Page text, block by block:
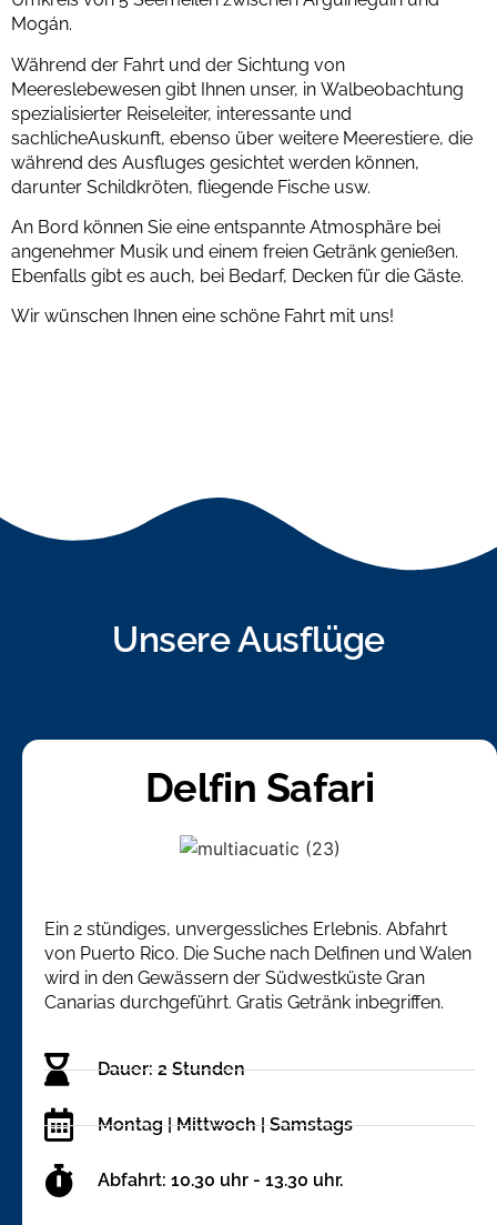
Mogán.
Während der Fahrt und der Sichtung von
Meereslebewesen gibt Ihnen unser, in Walbeobachtung
spezialisierter Reiseleiter, interessante und
sachlicheAuskunft, ebenso über weitere Meerestiere, die
während des Ausfluges gesichtet werden können,
darunter Schildkröten, fliegende Fische usw.
An Bord können Sie eine entspannte Atmosphäre bei
angenehmer Musik und einem freien Getränk genießen.
Ebenfalls gibt es auch, bei Bedarf, Decken für die Gäste.
Wir wünschen Ihnen eine schöne Fahrt mit uns!
Unsere Ausflüge
Delfin Safari
Ein 2 stündiges, unvergessliches Erlebnis. Abfahrt
von Puerto Rico. Die Suche nach Delfinen und Walen
wird in den Gewässern der Südwestküste Gran
Canarias durchgeführt. Gratis Getränk inbegriffen.
Dauer: 2 Stunden
Montag | Mittwoch | Samstags
Abfahrt: 10.30 uhr - 13.30 uhr.